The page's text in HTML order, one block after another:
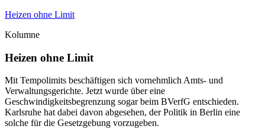
Heizen ohne Limit
Kolumne
Heizen ohne Limit
Mit Tempolimits beschäftigen sich vornehmlich Amts- und
Verwaltungsgerichte. Jetzt wurde über eine
Geschwindigkeitsbegrenzung sogar beim BVerfG entschieden.
Karlsruhe hat dabei davon abgesehen, der Politik in Berlin eine
solche für die Gesetzgebung vorzugeben.